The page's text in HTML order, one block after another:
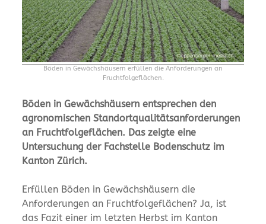
Böden in Gewächshäusern erfüllen die Anforderungen an
Fruchtfolgeflächen.
Böden in Gewächshäusern entsprechen den
agronomischen Standortqualitätsanforderungen
an Fruchtfolgeflächen. Das zeigte eine
Untersuchung der Fachstelle Bodenschutz im
Kanton Zürich.
Erfüllen Böden in Gewächshäusern die
Anforderungen an Fruchtfolgeflächen? Ja, ist
das Fazit einer im letzten Herbst im Kanton